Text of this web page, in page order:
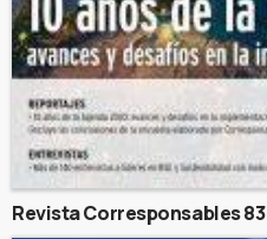
Revista Corresponsables 83